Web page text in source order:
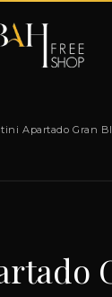
Apartado Gran